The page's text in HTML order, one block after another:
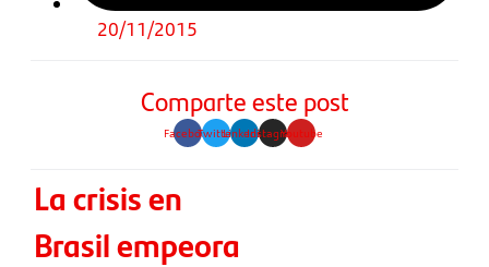
20/11/2015
Comparte este post
FacebookTwitterLinkedinInstagramYoutube
La crisis en
Brasil empeora